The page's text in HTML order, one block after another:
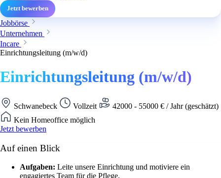
Jetzt bewerben
Jobbörse
Unternehmen
Incare
Einrichtungsleitung (m/w/d)
Einrichtungsleitung (m/w/d)
Schwanebeck Vollzeit
42000 - 55000 € / Jahr (geschätzt)
Kein Homeoffice möglich
Jetzt bewerben
Auf einen Blick
Aufgaben: Leite unsere Einrichtung und motiviere ein
engagiertes Team für die Pflege.